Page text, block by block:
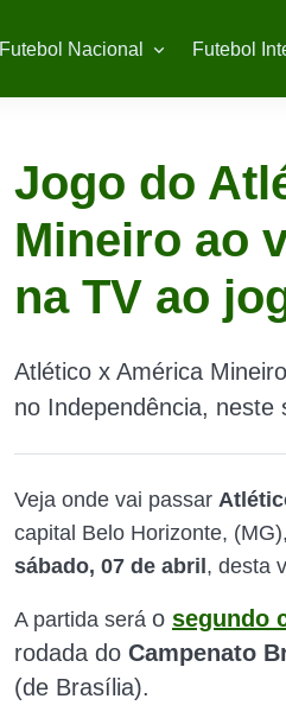
Futebol Nacional Futebol
Jogo do
Mineiro ao
na TV ao
Atlético x América
no Independência, neste
Veja onde vai passar
capital Belo Horizonte, (MG),
sábado, 07 de abril , desta
A partida será o segundo
rodada do Campenato
(de Brasília).